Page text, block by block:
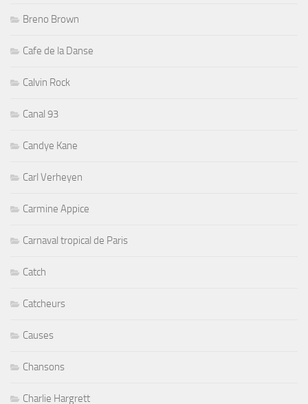
Breno Brown
Cafe de la Danse
Calvin Rock
Canal 93
Candye Kane
Carl Verheyen
Carmine Appice
Carnaval tropical de Paris
Catch
Catcheurs
Causes
Chansons
Charlie Hargrett